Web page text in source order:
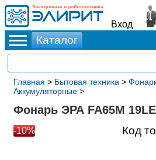
Вход
Главная > Бытовая техника >
Аккумуляторные >
Фонарь ЭРА FA65M
-10% Код